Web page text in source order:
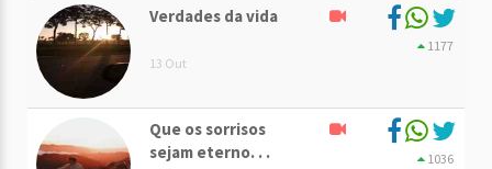
Verdades da vida
13 Out
1177
Que os sorrisos
sejam eterno. . .
1036